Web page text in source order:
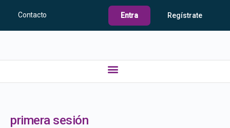
Contacto Entra Regístrate
primera sesión